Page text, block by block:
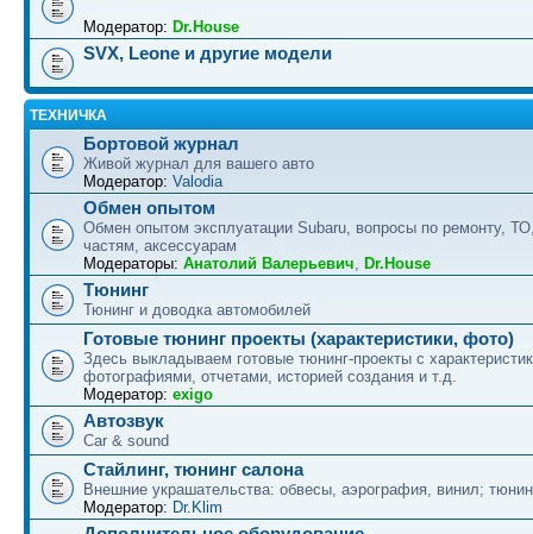
Модератор: Dr.House
SVX, Leone и другие модели
ТЕХНИЧКА
Бортовой журнал
Живой журнал для вашего авто
Модератор: Valodia
Обмен опытом
Обмен опытом эксплуатации Subaru, вопросы по ремонту,
частям, аксессуарам
Модераторы: Анатолий Валерьевич, Dr.House
Тюнинг
Тюнинг и доводка автомобилей
Готовые тюнинг проекты (характеристики, фото)
Здесь выкладываем готовые тюнинг-проекты с
фотографиями, отчетами, историей создания и т.д.
Модератор: exigo
Автозвук
Car & sound
Стайлинг, тюнинг салона
Внешние украшательства: обвесы, аэрография, винил;
Модератор: Dr.Klim